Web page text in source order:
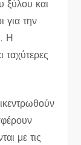
ξύλου και
για την
Η
ταχύτερες
με τις